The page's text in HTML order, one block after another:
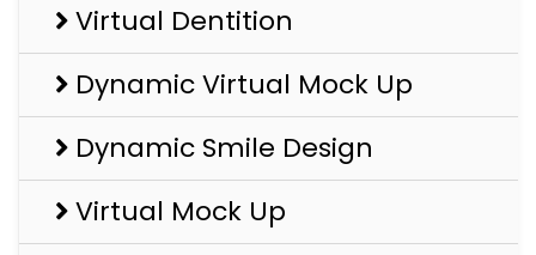
Virtual Dentition
Dynamic Virtual Mock Up
Dynamic Smile Design
Virtual Mock Up